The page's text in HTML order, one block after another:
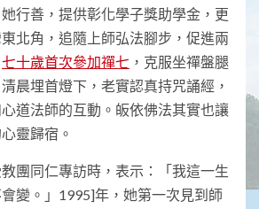
行善，提供彰化學子獎助學金，更
北角，追隨上師弘法腳步，促進兩
七十歲首次參加禪七 ，克服坐禪盤腿
晨埋首燈下，老實認真持咒誦經，
道法師的互動。皈依佛法其實也讓
靈歸宿。
團同仁專訪時，表示：「我這一生
變。」1995]年，她第一次見到師